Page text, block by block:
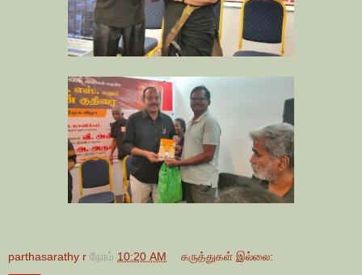
parthasarathy r நேரம் 10:20 AM கருத்துகள் இல்லை: